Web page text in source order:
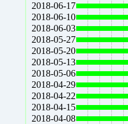
2018-06-17
2018-06-10
2018-06-03
2018-05-27
2018-05-20
2018-05-13
2018-05-06
2018-04-29
2018-04-22
2018-04-15
2018-04-08